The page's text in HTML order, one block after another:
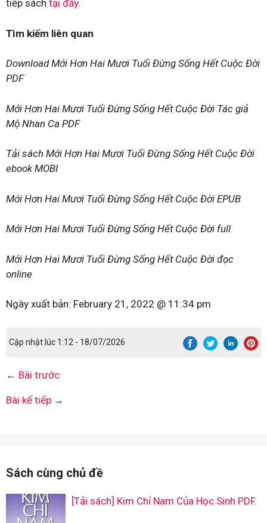
tiếp sách tại đây.
Tìm kiếm liên quan
Download Mới Hơn Hai Mươi Tuổi Đừng Sống Hết Cuộc Đời
PDF
Mới Hơn Hai Mươi Tuổi Đừng Sống Hết Cuộc Đời Tác giả
Mộ Nhan Ca PDF
Tải sách Mới Hơn Hai Mươi Tuổi Đừng Sống Hết Cuộc Đời
ebook MOBI
Mới Hơn Hai Mươi Tuổi Đừng Sống Hết Cuộc Đời EPUB
Mới Hơn Hai Mươi Tuổi Đừng Sống Hết Cuộc Đời full
Mới Hơn Hai Mươi Tuổi Đừng Sống Hết Cuộc Đời đọc
online
Ngày xuất bản: February 21, 2022 @ 11:34 pm
Cập nhật lúc 1:12 - 18/07/2026
← Bài trước
Bài kế tiếp →
Sách cùng chủ đề
[Tải sách] Kim Chỉ Nam Của Học Sinh PDF.